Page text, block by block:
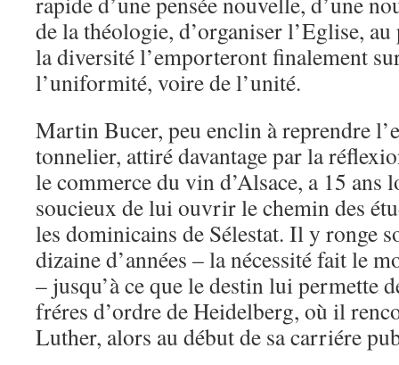
de la théologie, d’organiser l’Eglise,
la diversité l’emporteront finalement
l’uniformité, voire de l’unité.
Martin Bucer, peu enclin à reprendre
tonnelier, attiré davantage par la
le commerce du vin d’Alsace, a 15 ans
soucieux de lui ouvrir le chemin des
les dominicains de Sélestat. Il y ronge
dizaine d’années – la nécessité fait le
– jusqu’à ce que le destin lui permette
fréres d’ordre de Heidelberg, où il
Luther, alors au début de sa carriére